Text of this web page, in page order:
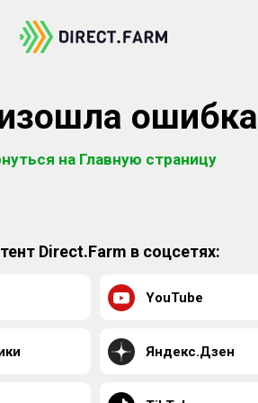
ошибка
на Главную страницу
Direct.Farm в соцсетях:
YouTube
Яндекс.Дзен